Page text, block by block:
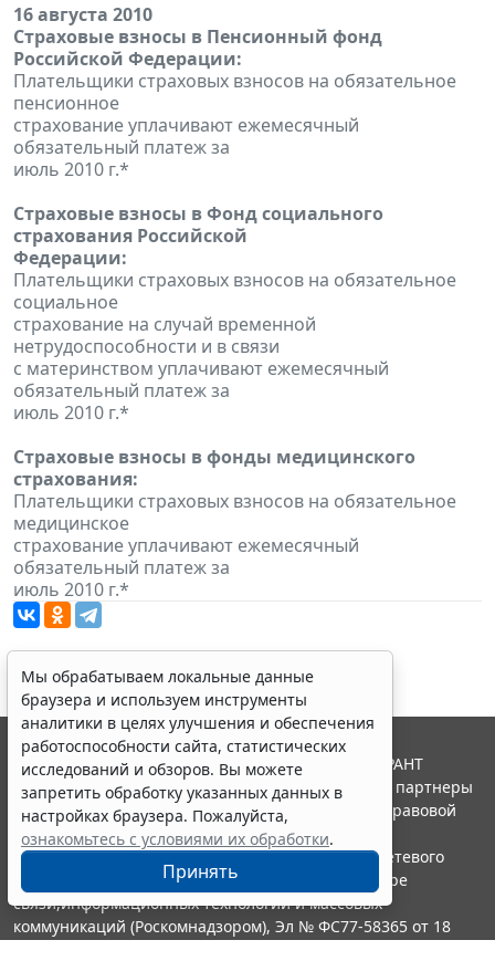
16 августа 2010
Страховые взносы в Пенсионный фонд
Российской Федерации:
Плательщики страховых взносов на обязательное
пенсионное
страхование уплачивают ежемесячный
обязательный платеж за
июль 2010 г.*
Страховые взносы в Фонд социального
страхования Российской
Федерации:
Плательщики страховых взносов на обязательное
социальное
страхование на случай временной
нетрудоспособности и в связи
с материнством уплачивают ежемесячный
обязательный платеж за
июль 2010 г.*
Страховые взносы в фонды медицинского
страхования:
Плательщики страховых взносов на обязательное
медицинское
страхование уплачивают ежемесячный
обязательный платеж за
июль 2010 г.*
Мы обрабатываем локальные данные
браузера и используем инструменты
аналитики в целях улучшения и обеспечения
работоспособности сайта, статистических
исследований и обзоров. Вы можете
запретить обработку указанных данных в
настройках браузера. Пожалуйста,
ознакомьтесь с условиями их обработки.
Принять
© ООО "НПП "ГАРАНТ-СЕРВИС", 2026. Система ГАРАНТ
выпускается с 1990 года. Компания "Гарант" и ее партнеры
являются участниками Российской ассоциации правовой
информации ГАРАНТ.
Портал ГАРАНТ.РУ зарегистрирован в качестве сетевого
издания Федеральной службой по надзору в сфере
связи,информационных технологий и массовых
коммуникаций (Роскомнадзором), Эл № ФС77-58365 от 18